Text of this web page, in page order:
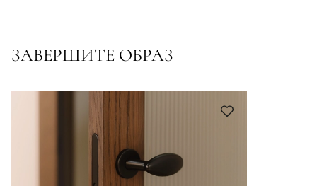
ЗАВЕРШИТЕ ОБРАЗ